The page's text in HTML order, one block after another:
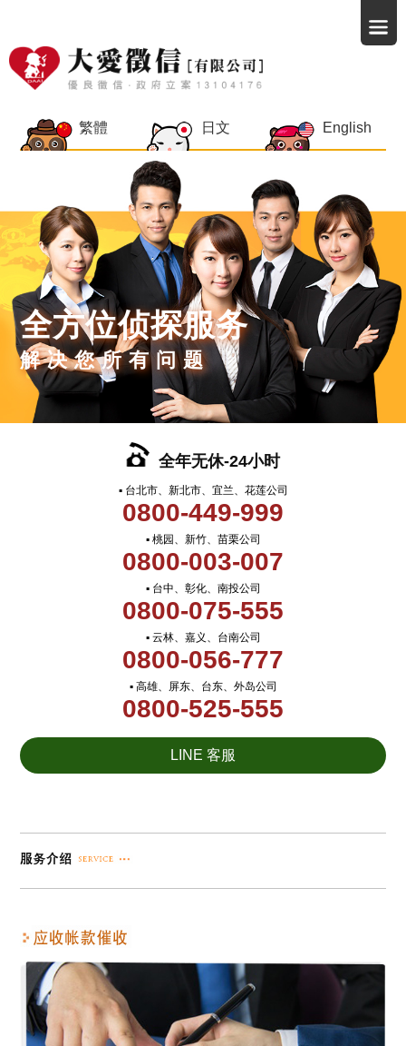
繁體 日文 English
全方位侦探服务
解决您所有问题
全年无休-24小时
▪ 台北市、新北市、宜兰、花莲公司
0800-449-999
▪ 桃园、新竹、苗栗公司
0800-003-007
▪ 台中、彰化、南投公司
0800-075-555
▪ 云林、嘉义、台南公司
0800-056-777
▪ 高雄、屏东、台东、外岛公司
0800-525-555
LINE 客服